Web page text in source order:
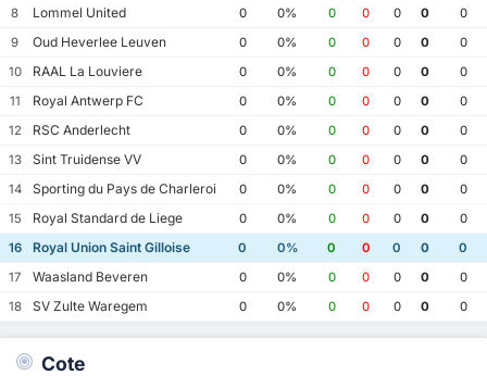
8
Lommel United 0 0% 0 0 0 0
0
9
Oud Heverlee Leuven 0 0% 0 0 0 0
0
10
RAAL La Louviere 0 0% 0 0 0 0
0
11
Royal Antwerp FC 0 0% 0 0 0 0
0
12
RSC Anderlecht 0 0% 0 0 0 0
0
13
Sint Truidense VV 0 0% 0 0 0 0
0
14
Sporting du Pays de Charleroi 0 0% 0 0 0 0
0
15
Royal Standard de Liege 0 0% 0 0 0 0
0
16
Royal Union Saint Gilloise 0 0% 0 0 0 0
0
17
Waasland Beveren 0 0% 0 0 0 0
0
18
SV Zulte Waregem 0 0% 0 0 0 0 0
Cote